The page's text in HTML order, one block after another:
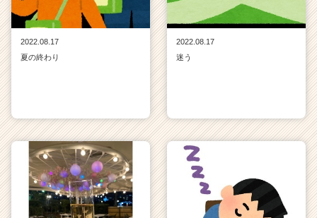
2022.08.17
夏の終わり
2022.08.17
迷う